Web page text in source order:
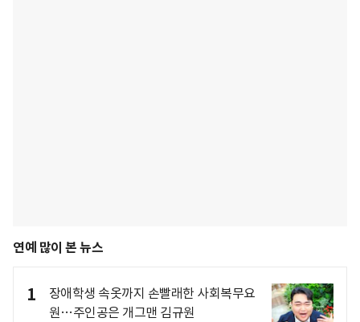
연예 많이 본 뉴스
1
장애학생 속옷까지 손빨래한 사회복무요
원…주인공은 개그맨 김규원